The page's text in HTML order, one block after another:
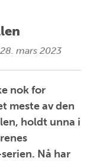
28. mars 2023
nok for
meste av den
holdt unna i
Nå har